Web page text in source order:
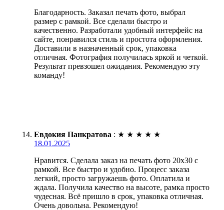
Благодарность. Заказал печать фото, выбрал
размер с рамкой. Все сделали быстро и
качественно. Разработали удобный интерфейс на
сайте, понравился стиль и простота оформления.
Доставили в назначенный срок, упаковка
отличная. Фотография получилась яркой и четкой.
Результат превзошел ожидания. Рекомендую эту
команду!
Евдокия Панкратова : ★ ★ ★ ★ ★
18.01.2025
Нравится. Сделала заказ на печать фото 20х30 с
рамкой. Все быстро и удобно. Процесс заказа
легкий, просто загружаешь фото. Оплатила и
ждала. Получила качество на высоте, рамка просто
чудесная. Всё пришло в срок, упаковка отличная.
Очень довольна. Рекомендую!